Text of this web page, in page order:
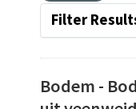
Filter
Bodem -